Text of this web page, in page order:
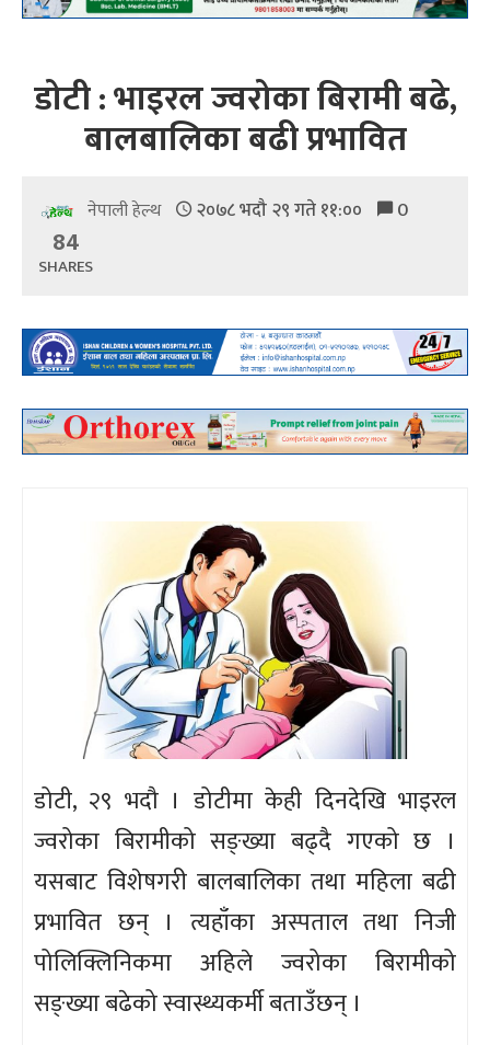
डोटी : भाइरल ज्वरोका बिरामी बढे,
बालबालिका बढी प्रभावित
नेपाली हेल्थ २०७८ भदौ २९ गते ११:०० 0
84
SHARES
डोटी, २९ भदौ । डोटीमा केही दिनदेखि भाइरल
ज्वरोका बिरामीको सङ्ख्या बढ्दै गएको छ ।
यसबाट विशेषगरी बालबालिका तथा महिला बढी
प्रभावित छन् । त्यहाँका अस्पताल तथा निजी
पोलिक्लिनिकमा अहिले ज्वरोका बिरामीको
सङ्ख्या बढेको स्वास्थ्यकर्मी बताउँछन् ।